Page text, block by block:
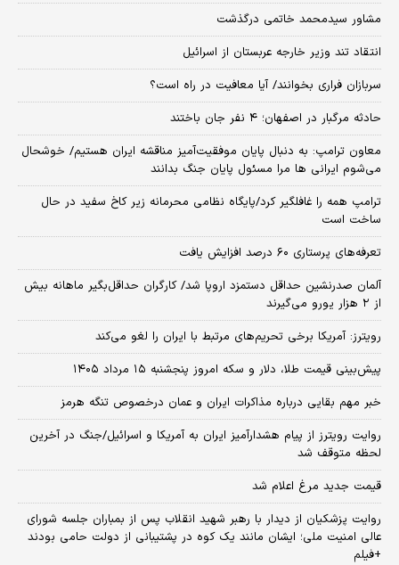
مشاور سیدمحمد خاتمی درگذشت
انتقاد تند وزیر خارجه عربستان از اسرائیل
سربازان فراری بخوانند/ آیا معافیت در راه است؟
حادثه مرگبار در اصفهان؛ ۴ نفر جان باختند
معاون ترامپ: به دنبال پایان موفقیت‌آمیز مناقشه ایران هستیم/ خوشحال
می‌شوم ایرانی ها مرا مسئول پایان جنگ بدانند
ترامپ همه را غافلگیر کرد/پایگاه نظامی محرمانه زیر کاخ سفید در حال
ساخت است
تعرفه‌های پرستاری ۶۰ درصد افزایش یافت
آلمان صدرنشین حداقل دستمزد اروپا شد/ کارگران حداقل‌بگیر ماهانه بیش
از ۲ هزار یورو می‌گیرند
رویترز: آمریکا برخی تحریم‌های مرتبط با ایران را لغو می‌کند
پیش‌بینی قیمت طلا، دلار و سکه امروز پنجشنبه ۱۵ مرداد ۱۴۰۵
خبر مهم بقایی درباره مذاکرات ایران و عمان درخصوص تنگه هرمز
روایت رویترز از پیام هشدارآمیز ایران به آمریکا و اسرائیل/جنگ در آخرین
لحظه متوقف شد
قیمت جدید مرغ اعلام شد
روایت پزشکیان از دیدار با رهبر شهید انقلاب پس از بمباران جلسه شورای
عالی امنیت ملی؛ ایشان مانند یک کوه در پشتیبانی از دولت حامی بودند
+فیلم